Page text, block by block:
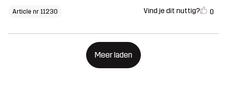
Article nr 11230 Vind je dit nuttig? 0
Meer laden